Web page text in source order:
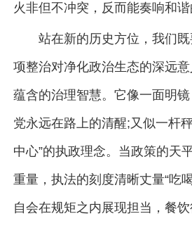
火非但不冲突，反而能奏响和谐
站在新的历史方位，我们
项整治对净化政治生态的深远
蕴含的治理智慧。它像一面明
党永远在路上的清醒;又似一杆
中心”的执政理念。当政策的天
重量，执法的刻度清晰丈量“吃
自会在规矩之内展现担当，餐